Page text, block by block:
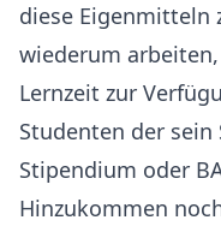
diese Eigenmitteln
wiederum
Lernzeit zur
Studenten der
Stipendium oder
Hinzukommen